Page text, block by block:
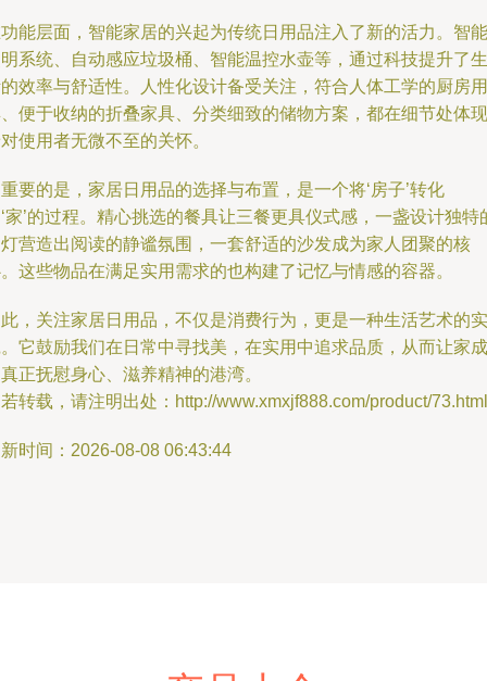
能层面，智能家居的兴起为传统日用品注入了新的活力。智能
系统、自动感应垃圾桶、智能温控水壶等，通过科技提升了生
效率与舒适性。人性化设计备受关注，符合人体工学的厨房用
便于收纳的折叠家具、分类细致的储物方案，都在细节处体现
使用者无微不至的关怀。
要的是，家居日用品的选择与布置，是一个将‘房子’转化
家’的过程。精心挑选的餐具让三餐更具仪式感，一盏设计独特
营造出阅读的静谧氛围，一套舒适的沙发成为家人团聚的核
这些物品在满足实用需求的也构建了记忆与情感的容器。
，关注家居日用品，不仅是消费行为，更是一种生活艺术的实
它鼓励我们在日常中寻找美，在实用中追求品质，从而让家成
正抚慰身心、滋养精神的港湾。
转载，请注明出处：http://www.xmxjf888.com/product/73.html
时间：2026-08-08 06:43:44